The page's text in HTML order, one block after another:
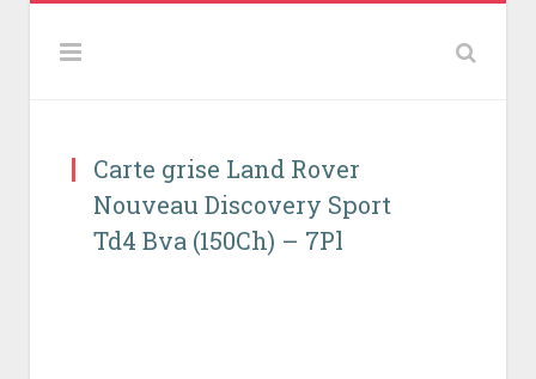
Carte grise Land Rover
Nouveau Discovery Sport
Td4 Bva (150Ch) – 7Pl